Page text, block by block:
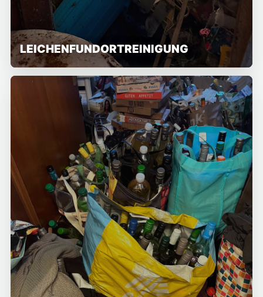
LEICHENFUNDORTREINIGUNG